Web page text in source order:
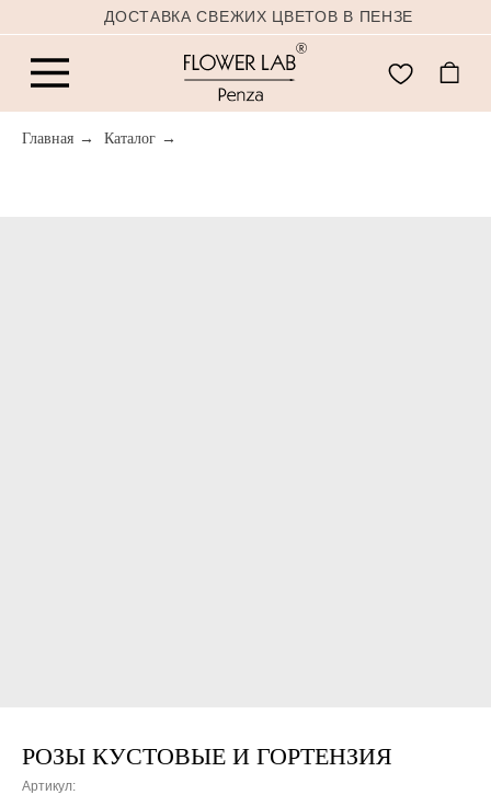
ДОСТАВКА СВЕЖИХ ЦВЕТОВ В ПЕНЗЕ
Главная → Каталог →
РОЗЫ КУСТОВЫЕ И ГОРТЕНЗИЯ
Артикул: